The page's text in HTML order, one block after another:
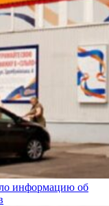
информацию об